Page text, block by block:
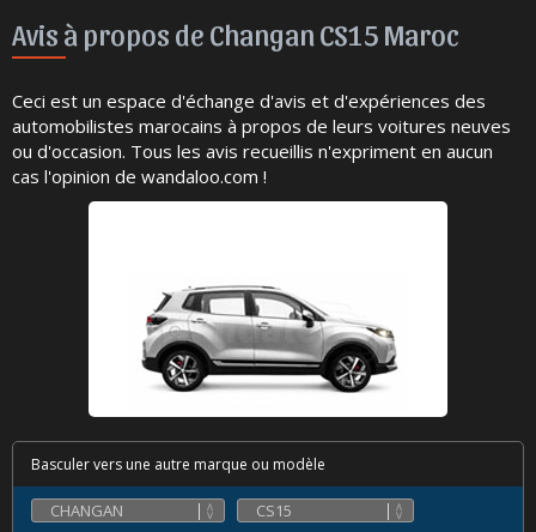
Avis à propos de Changan CS15 Maroc
Ceci est un espace d'échange d'avis et d'expériences des
automobilistes marocains à propos de leurs voitures neuves
ou d'occasion. Tous les avis recueillis n'expriment en aucun
cas l'opinion de wandaloo.com !
Basculer vers une autre marque ou modèle